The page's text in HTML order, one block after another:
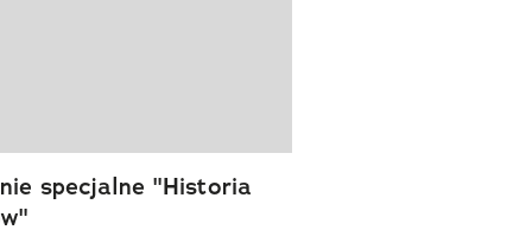
specjalne "Historia